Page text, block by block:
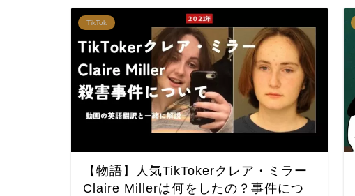
TikTok
【物語】人気TikTokerクレア・ミラー
Claire Millerは何をしたの？事件につ